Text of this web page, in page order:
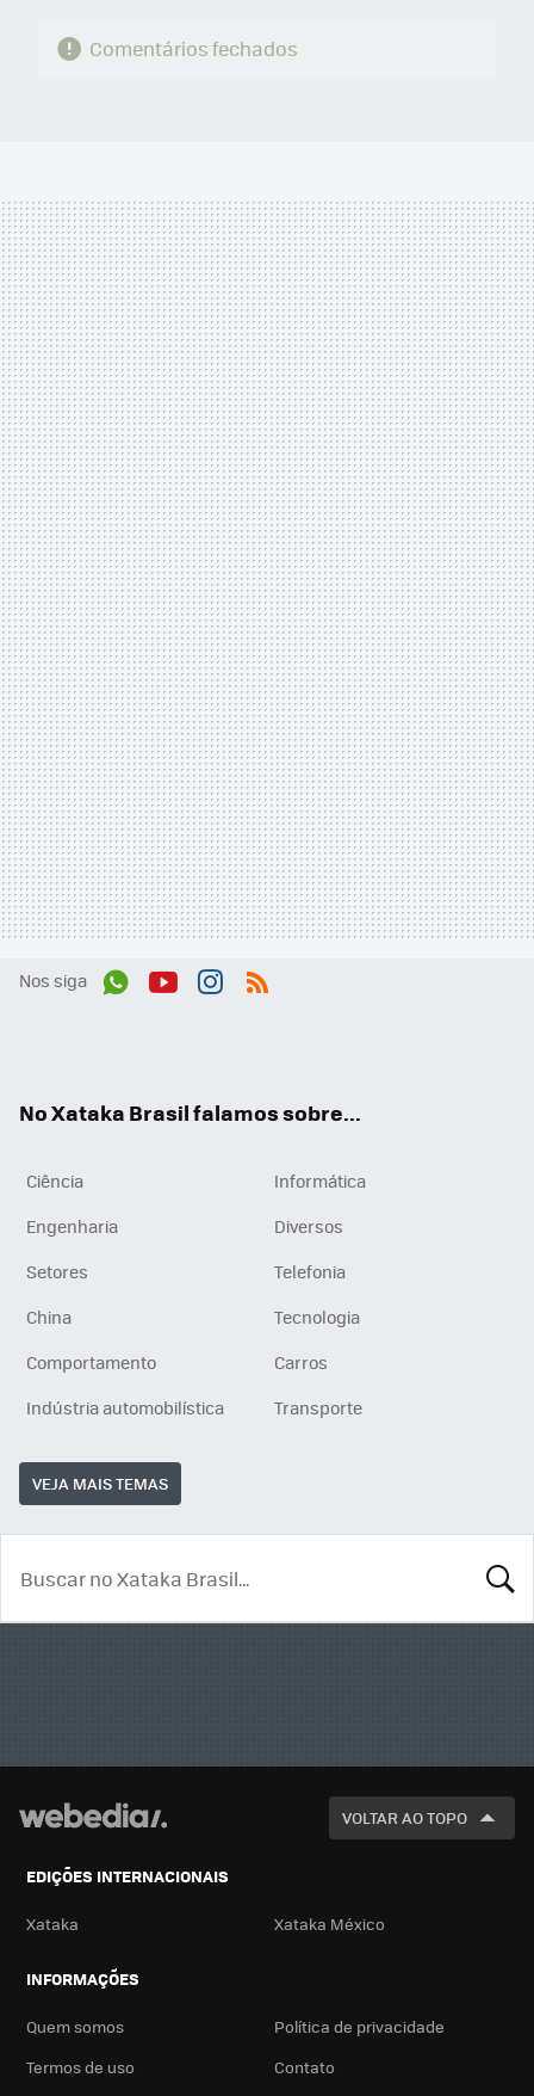
Comentários fechados
Nos siga
No Xataka Brasil falamos sobre...
Ciência
Informática
Engenharia
Diversos
Setores
Telefonia
China
Tecnologia
Comportamento
Carros
Indústria automobilística
Transporte
VEJA MAIS TEMAS
VOLTAR AO TOPO
EDIÇÕES INTERNACIONAIS
Xataka Xataka México
INFORMAÇÕES
Quem somos
Política de privacidade
Termos de uso
Contato